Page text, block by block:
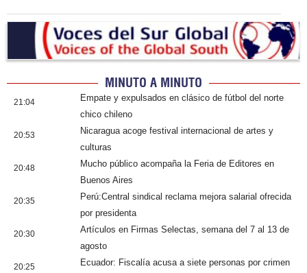
MINUTO A MINUTO
21:04
Empate y expulsados en clásico de fútbol del norte
chico chileno
20:53
Nicaragua acoge festival internacional de artes y
culturas
20:48
Mucho público acompaña la Feria de Editores en
Buenos Aires
20:35
Perú:Central sindical reclama mejora salarial ofrecida
por presidenta
20:30
Artículos en Firmas Selectas, semana del 7 al 13 de
agosto
20:25
Ecuador: Fiscalía acusa a siete personas por crimen